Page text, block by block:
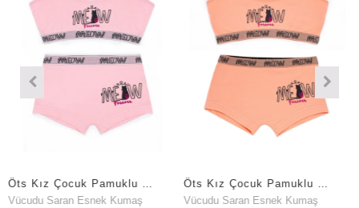
Öts Kız Çocuk Pamuklu Büstiyer Şort Pembe Meow Maksimum Hareket Özgürlüğü (8804-PEM)
Saran Esnek Kumaş
Öts Kız Çocuk Pamuklu Büstiyer Şort Somon Meow Özel Form Korumalı (8804-SOM)
Vücudu Saran Esnek Kumaş